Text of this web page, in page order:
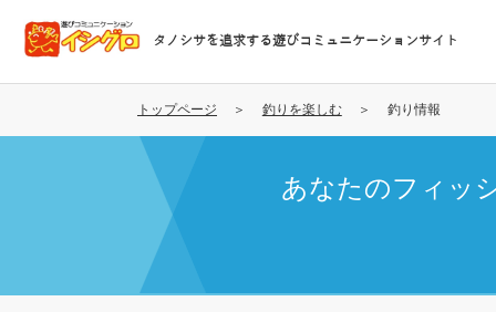
コ
テ
タノシサを追求する遊びコミュニケーションサイト
トップページ 釣りを楽しむ 釣り情報
あなたのフィッ